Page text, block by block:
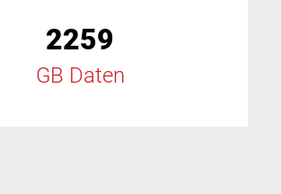
2259
GB Daten